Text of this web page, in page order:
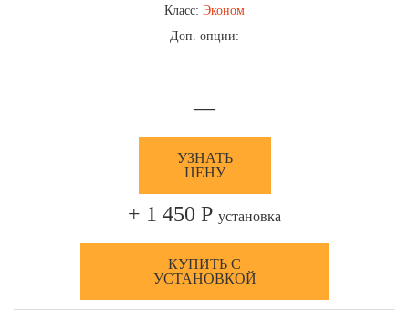
Класс: Эконом
Доп. опции:
—
УЗНАТЬ
ЦЕНУ
+ 1 450 Р установка
КУПИТЬ С
УСТАНОВКОЙ